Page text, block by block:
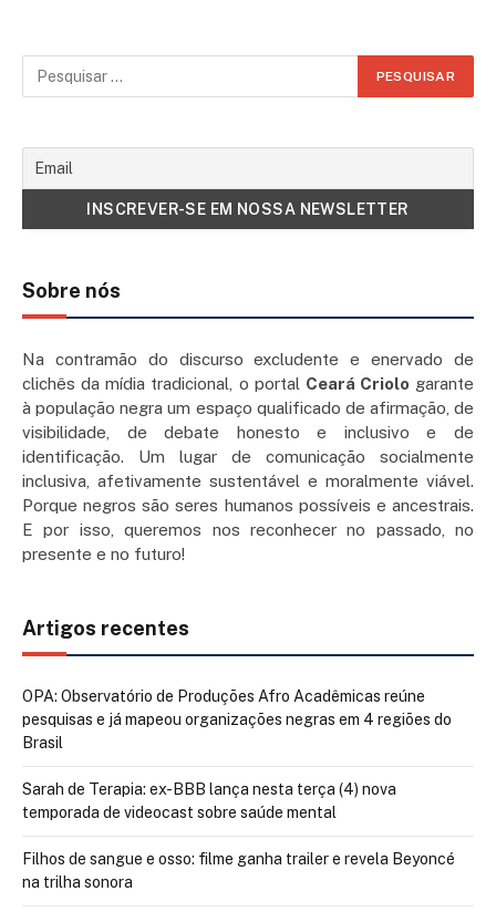
Sobre nós
Na contramão do discurso excludente e enervado de
clichês da mídia tradicional, o portal Ceará Criolo garante
à população negra um espaço qualificado de afirmação, de
visibilidade, de debate honesto e inclusivo e de
identificação. Um lugar de comunicação socialmente
inclusiva, afetivamente sustentável e moralmente viável.
Porque negros são seres humanos possíveis e ancestrais.
E por isso, queremos nos reconhecer no passado, no
presente e no futuro!
Artigos recentes
OPA: Observatório de Produções Afro Acadêmicas reúne
pesquisas e já mapeou organizações negras em 4 regiões do
Brasil
Sarah de Terapia: ex-BBB lança nesta terça (4) nova
temporada de videocast sobre saúde mental
Filhos de sangue e osso: filme ganha trailer e revela Beyoncé
na trilha sonora